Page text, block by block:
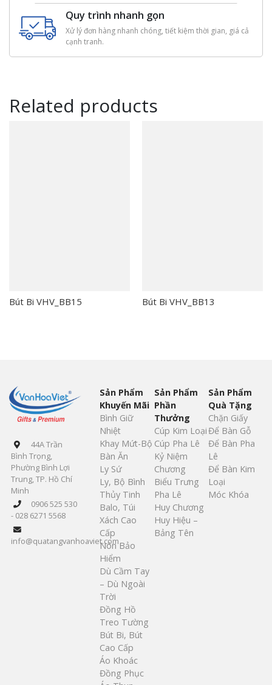
Quy trình nhanh gọn
Xử lý đơn hàng nhanh chóng, tiết kiệm thời gian, giá cả
cạnh tranh.
Related products
Bút Bi VHV_BB15 Bút Bi VHV_BB13
44A Trần
Bình Trọng,
Phường Bình Lợi
Trung, TP. Hồ Chí
Minh
0906 525 530
- 028 6271 5568
info@quatangvanhoaviet.com
Sản Phẩm
Khuyến Mãi
Bình Giữ
Nhiệt
Khay Mứt-Bộ
Bàn Ăn
Ly Sứ
Ly, Bộ Bình
Thủy Tinh
Balo, Túi
Xách Cao
Cấp
Nón Bảo
Hiểm
Dù Cầm Tay
– Dù Ngoài
Trời
Đồng Hồ
Treo Tường
Bút Bi, Bút
Cao Cấp
Áo Khoác
Đồng Phục
Sản Phẩm
Phần
Thưởng
Cúp Kim Loại
Cúp Pha Lê
Kỷ Niệm
Chương
Biểu Trưng
Pha Lê
Huy Chương
Huy Hiệu –
Bảng Tên
Sản Phẩm
Quà Tặng
Chặn Giấy
Để Bàn Gỗ
Để Bàn Pha
Lê
Để Bàn Kim
Loại
Móc Khóa